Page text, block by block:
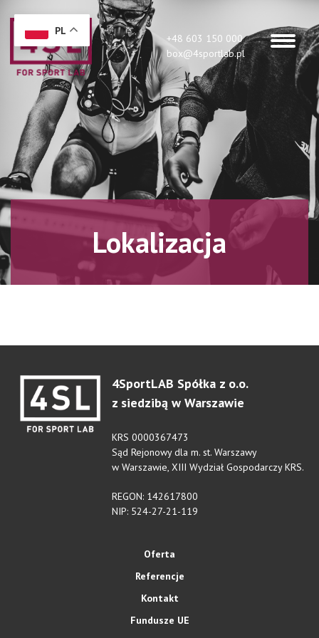
+48 603 150 000
box@4sportlab.pl
Lokalizacja
4SportLAB Spółka z o.o.
z siedzibą w Warszawie
KRS 0000367473
Sąd Rejonowy dla m. st. Warszawy
w Warszawie, XIII Wydział Gospodarczy KRS.
REGON: 142617800
NIP: 524-27-21-119
Oferta
Referencje
Kontakt
Fundusze UE
PL